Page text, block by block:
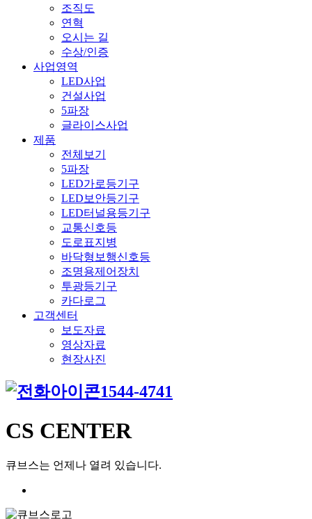
조직도
연혁
오시는 길
수상/인증
사업영역
LED사업
건설사업
5파장
글라이스사업
제품
전체보기
5파장
LED가로등기구
LED보안등기구
LED터널용등기구
교통신호등
도로표지병
바닥형보행신호등
조명용제어장치
투광등기구
카다로그
고객센터
보도자료
영상자료
현장사진
1544-4741
CS CENTER
큐브스는 언제나 열려 있습니다.